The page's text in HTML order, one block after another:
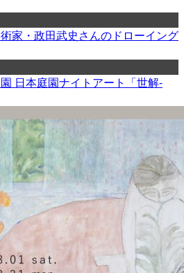
家・政田武史さんのドローイング
日本庭園ナイトアート「世解-